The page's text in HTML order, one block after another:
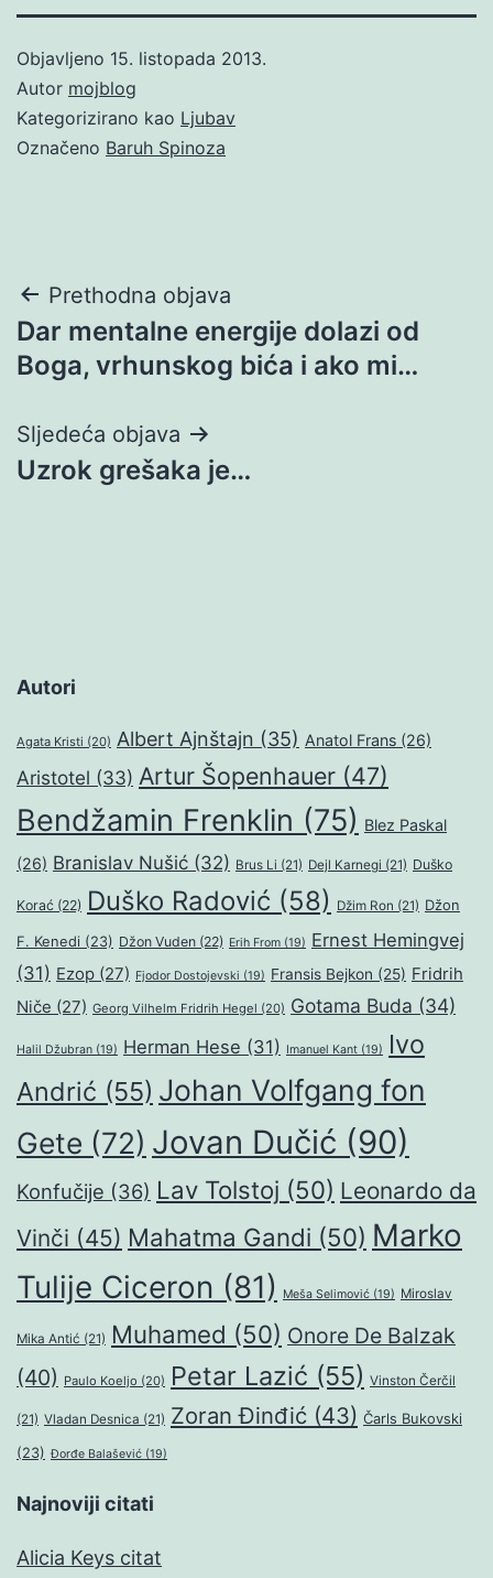
Objavljeno 15. listopada 2013.
Autor mojblog
Kategorizirano kao Ljubav
Označeno Baruh Spinoza
Navigacija
objava
Prethodna objava
Dar mentalne energije dolazi od
Boga, vrhunskog bića i ako mi…
Sljedeća objava
Uzrok grešaka je…
Autori
Agata Kristi (20) Albert Ajnštajn (35) Anatol Frans (26)
Aristotel (33) Artur Šopenhauer (47)
Bendžamin Frenklin (75) Blez Paskal
(26) Branislav Nušić (32) Brus Li (21) Dejl Karnegi (21) Duško
Korać (22) Duško Radović (58) Džim Ron (21) Džon
F. Kenedi (23) Džon Vuden (22) Erih From (19) Ernest Hemingvej
(31) Ezop (27) Fjodor Dostojevski (19) Fransis Bejkon (25) Fridrih
Niče (27) Georg Vilhelm Fridrih Hegel (20) Gotama Buda (34)
Halil Džubran (19) Herman Hese (31) Imanuel Kant (19)
Ivo
Andrić (55) Johan Volfgang fon
Gete (72) Jovan Dučić (90)
Konfučije (36) Lav Tolstoj (50) Leonardo da
Vinči (45) Mahatma Gandi (50) Marko
Tulije Ciceron (81) Meša Selimović (19) Miroslav
Mika Antić (21) Muhamed (50) Onore De Balzak
(40) Paulo Koeljo (20) Petar Lazić (55) Vinston Čerčil
(21) Vladan Desnica (21) Zoran Đinđić (43) Čarls Bukovski
(23) Đorđe Balašević (19)
Najnoviji citati
Alicia Keys citat